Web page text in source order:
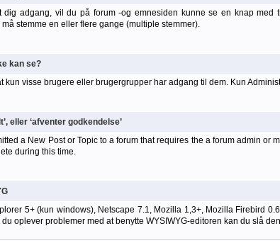
dig adgang, vil du på forum -og emnesiden kunne se en knap
stemme en eller flere gange (multiple stemmer).
kan se?
kun visse brugere eller brugergrupper har adgang til dem. Kun
eller ‘afventer godkendelse’
a New Post or Topic to a forum that requires the a forum admin
during this time.
5+ (kun windows), Netscape 7.1, Mozilla 1,3+, Mozilla Firebird
du oplever problemer med at benytte WYSIWYG-editoren kan du slå